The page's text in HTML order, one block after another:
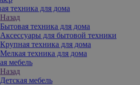
техника для дома
Назад
Бытовая техника для дома
Аксессуары для бытовой техники
Крупная техника для дома
Мелкая техника для дома
мебель
Назад
Детская мебель